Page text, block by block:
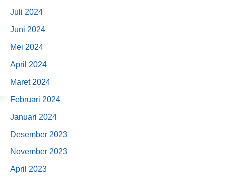
Juli 2024
Juni 2024
Mei 2024
April 2024
Maret 2024
Februari 2024
Januari 2024
Desember 2023
November 2023
April 2023